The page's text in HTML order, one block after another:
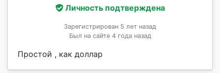
Личность подтверждена
Зарегистрирован 5 лет назад
Был на сайте 4 года назад
Простой , как доллар